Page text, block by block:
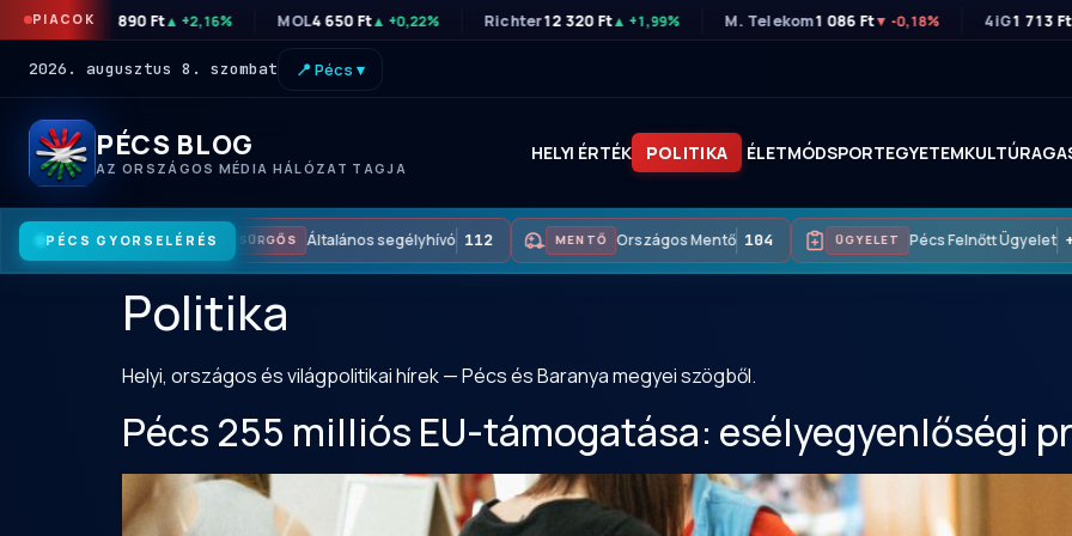
PIACOK
OTP 46 890 Ft▲ +2,16% MOL4 650 Ft▲ +0,22% Richter12 320 Ft▲ +1,99% M. Telekom1 086 Ft▼ -0,18% 4iG1 713 Ft
2026. augusztus 8. szombat 📍 Pécs ▾
PÉCS BLOG
AZ ORSZÁGOS MÉDIA HÁLÓZAT TAGJA
HELYI ÉRTÉK POLITIKA ÉLETMÓDSPORTEGYETEMKULTÚRA
PÉCS GYORSELÉRÉSSÜRGŐS Általános segélyhívó 112 MENTŐ Országos Mentő 104 ÜGYELET Pécs Felnőtt Ügyelet +36
Politika
Helyi, országos és világpolitikai hírek — Pécs és Baranya megyei szögből.
Pécs 255 milliós EU-támogatása: esélyegyenlőségi